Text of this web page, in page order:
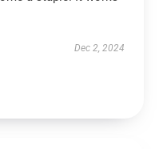
Dec 2, 2024